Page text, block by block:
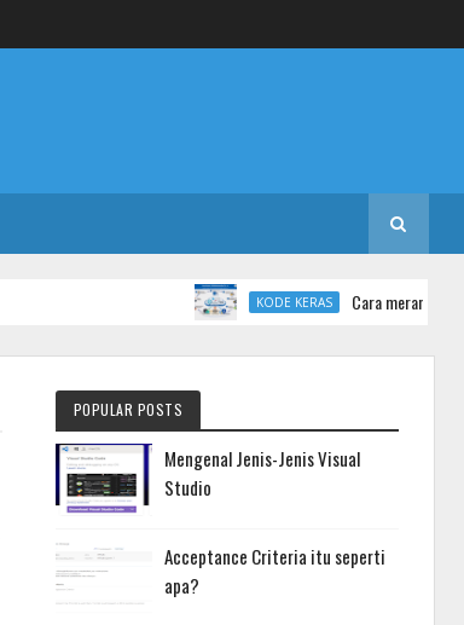
KODE KERAS Cara merancang
POPULAR POSTS
Mengenal Jenis-Jenis Visual
Studio
Acceptance Criteria itu seperti
apa?